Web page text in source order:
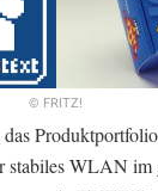
© FRITZ!
WLAN im